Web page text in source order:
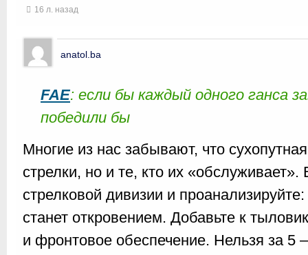
16 л. назад
anatol.ba
FAE: если бы каждый одного ганса
победили бы
Многие из нас забывают, что
стрелки, но и те, кто их
стрелковой дивизии и
станет откровением. Добавьте к
и фронтовое обеспечение. Нельзя за 5